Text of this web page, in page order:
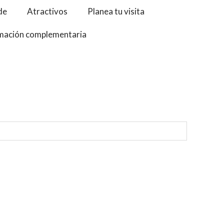
Atractivos Planea tu visita
complementaria